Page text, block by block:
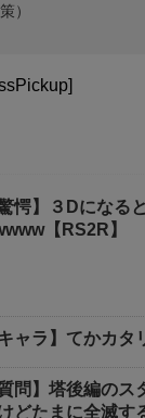
）
驚愕】３Dになる
【RS2R】
キャラ】てかカタ
質問】塔後編の
どたまに全滅す